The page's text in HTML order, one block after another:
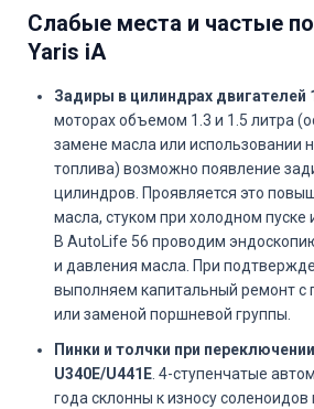
Слабые места и частые
Yaris iA
Задиры в цилиндрах двигателей
моторах объемом 1.3 и 1.5 литра
замене масла или использовании
топлива) возможно появление
цилиндров. Проявляется это
масла, стуком при холодном пуске
В AutoLife 56 проводим
и давления масла. При
выполняем капитальный ремонт с
или заменой поршневой группы.
Пинки и толчки при
U340E/U441E . 4-ступенчатые
года склонны к износу соленоидов